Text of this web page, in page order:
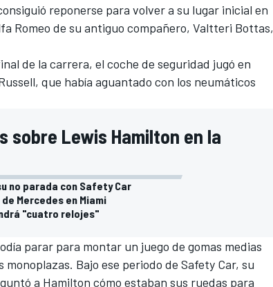
reponerse para volver a su lugar inicial en
Romeo de su antiguo compañero, Valtteri Bottas,
de la carrera, el coche de seguridad jugó en
, que había aguantado con los neumáticos
sobre Lewis Hamilton en la
no parada con Safety Car
Mercedes en Miami
"cuatro relojes"
parar para montar un juego de gomas medias
Bajo ese periodo de Safety Car, su
a Hamilton cómo estaban sus ruedas para